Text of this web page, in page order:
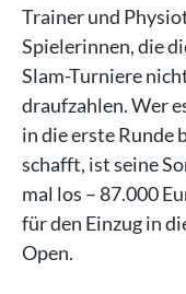
Trainer und
Spielerinnen, die
Slam-Turniere
draufzahlen. Wer
in die erste Runde
schafft, ist seine
mal los – 87.000
für den Einzug in
Open.